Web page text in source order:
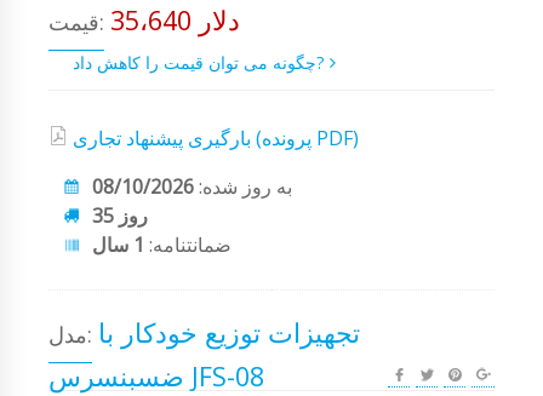
قیمت: 35،640 دلار
چگونه می توان قیمت را کاهش داد?
بارگیری پیشنهاد تجاری (پرونده PDF)
به روز شده:08/10/2026
35 روز
ضمانتنامه: 1 سال
مدل: تجهیزات توزیع خودکار با
ضسبنسرس JFS-08